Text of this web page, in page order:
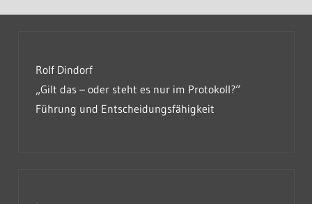
Rolf Dindorf
„Gilt das – oder steht es nur im Protokoll?“
Führung und Entscheidungsfähigkeit